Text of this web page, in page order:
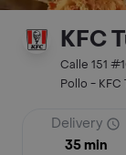
KFC
Calle 151
Pollo - KFC
Delivery
35 min